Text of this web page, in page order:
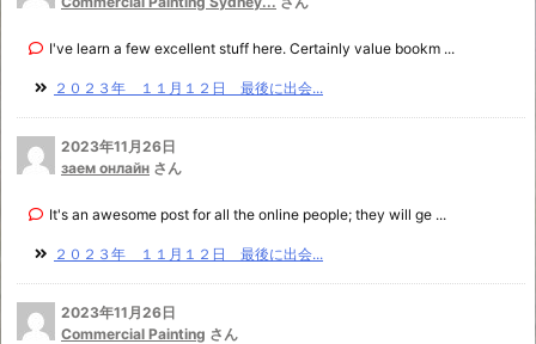
I've learn a few excellent stuff here. Certainly value bookm ...
２０２３年 １１月１２日 最後に出会...
2023年11月26日
заем онлайн さん
It's an awesome post for all the online people; they will ge ...
２０２３年 １１月１２日 最後に出会...
2023年11月26日
Commercial Painting さん